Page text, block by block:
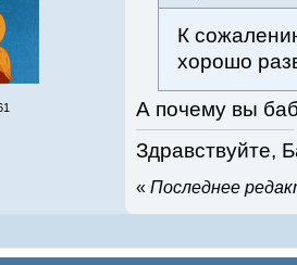
К
хорошо
А почему вы
Здравствуйте,
« Последнее